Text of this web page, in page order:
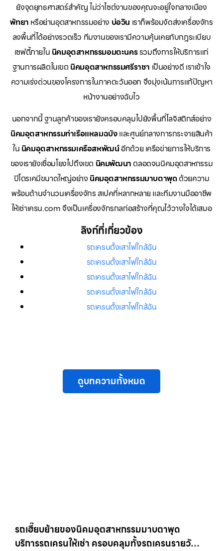
ยังจุดยุทธศาสตร์สำคัญ ไม่ว่าไซต์งานของคุณจะอยู่ใจกลางเมือง
พัทยา หรือย่านอุตสาหกรรมอย่าง บ่อวิน เราก็พร้อมจัดส่งเครื่องจักร
ลงพื้นที่ได้อย่างรวดเร็ว ทีมงานของเรามีความคุ้นเคยกับกฎระเบียบ
เซฟตี้ภายใน นิคมอุตสาหกรรมอมตะนครรวมถึงการให้บริการแก่
ฐานการผลิตในเขต นิคมอุตสาหกรรมศรีราชา เป็นอย่างดี เราเข้าใจ
ความเร่งด่วนของโครงการในภาคตะวันออก จึงมุ่งเน้นการแก้ปัญหา
หน้างานอย่างฉับไว
นอกจากนี้ ฐานลูกค้าของเรายังครอบคลุมไปยังพื้นที่โลจิสติกส์อย่าง
นิคมอุตสาหกรรมท่าเรือแหลมฉบังและศูนย์กลางการกระจายสินค้า
ใน นิคมอุตสาหกรรมเครือสหพัฒน์อีกด้วย เครือข่ายการให้บริการ
ของเรายังเชื่อมโยงไปถึงเขต นิคมพัฒนา ตลอดจนนิคมอุตสาหกรรม
ปิโตรเคมีขนาดใหญ่อย่าง นิคมอุตสาหกรรมมาบตาพุดด้วยความ
พร้อมด้านจำนวนเครื่องจักร สเปคที่หลากหลาย และทีมงานมืออาชีพ
ให้เช่าเครน.com จึงเป็นเครื่องจักรกลก่อสร้างที่คุณไว้วางใจได้เสมอ
ลิงก์ที่เกี่ยวข้อง
รถเครนตั้งเสาไฟใกล้ฉัน
รถเครนตั้งเสาไฟใกล้ฉัน
รถเครนตั้งเสาไฟใกล้ฉัน
รถเครนตั้งเสาไฟใกล้ฉัน
รถเครนตั้งเสาไฟใกล้ฉัน
ดูบทความทั้งหมด
รถเฮี๊ยบย้ายของนิคมอุตสาหกรรมมาบตาพุด
บริการรถเครนให้เช่า ครอบคลุมทั้งรถเครนรายวัน